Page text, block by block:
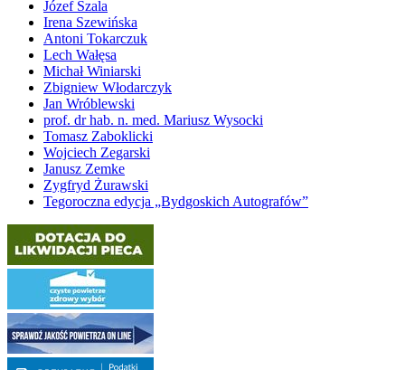
Józef Szala
Irena Szewińska
Antoni Tokarczuk
Lech Wałęsa
Michał Winiarski
Zbigniew Włodarczyk
Jan Wróblewski
prof. dr hab. n. med. Mariusz Wysocki
Tomasz Zaboklicki
Wojciech Zegarski
Janusz Zemke
Zygfryd Żurawski
Tegoroczna edycja „Bydgoskich Autografów”